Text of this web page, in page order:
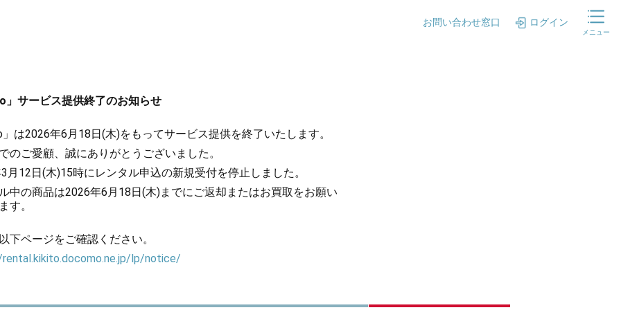
お問い合わせ窓口 ログイン
メニュー
サービス提供終了のお知らせ
は2026年6月18日(木)をもってサービス提供を終了いたします。
のご愛顧、誠にありがとうございました。
月12日(木)15時にレンタル申込の新規受付を停止しました。
中の商品は2026年6月18日(木)までにご返却またはお買取をお願い
す。
下ページをご確認ください。
lp/notice/